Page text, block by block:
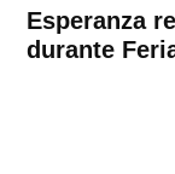
Esperanza
durante